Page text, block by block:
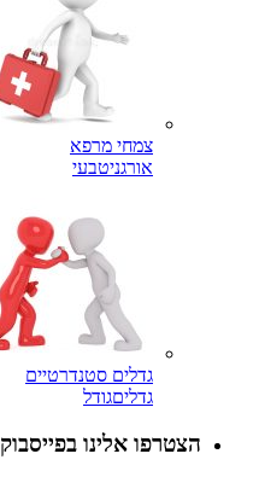
צמחי מרפא
אורגניטבעי
גדלים סטנדרטיים
גדליםגודל
הצטרפו אלינו בפייסבוק